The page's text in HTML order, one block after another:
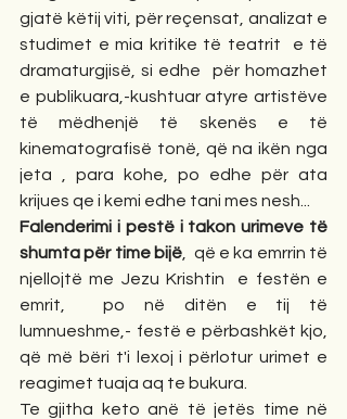
gjatë këtij viti, për reçensat, analizat e
studimet e mia kritike të teatrit  e të
dramaturgjisë, si edhe  për homazhet
e publikuara,-kushtuar atyre artistëve
të mëdhenjë të skenës e të
kinematografisë tonë, që na ikën nga
jeta , para kohe, po edhe për ata
krijues qe i kemi edhe tani mes nesh...
Falenderimi i pestë i takon urimeve të
shumta për time bijë ,  që e ka emrrin të
njellojtë me Jezu Krishtin  e festën e
emrit,  po në ditën e tij të
lumnueshme,- festë e përbashkët kjo,
që më bëri t'i lexoj i përlotur urimet e
reagimet tuaja aq te bukura.
Te gjitha keto anë të jetës time në